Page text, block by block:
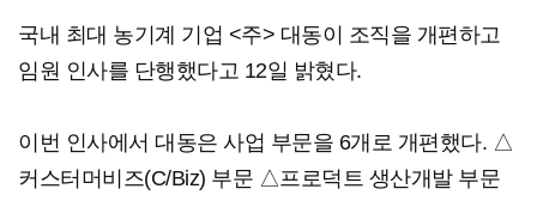
국내 최대 농기계 기업 <주> 대동이 조직을 개편하고
임원 인사를 단행했다고 12일 밝혔다.
이번 인사에서 대동은 사업 부문을 6개로 개편했다. △
커스터머비즈(C/Biz) 부문 △프로덕트 생산개발 부문